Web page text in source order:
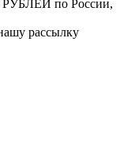
по России,
рассылку